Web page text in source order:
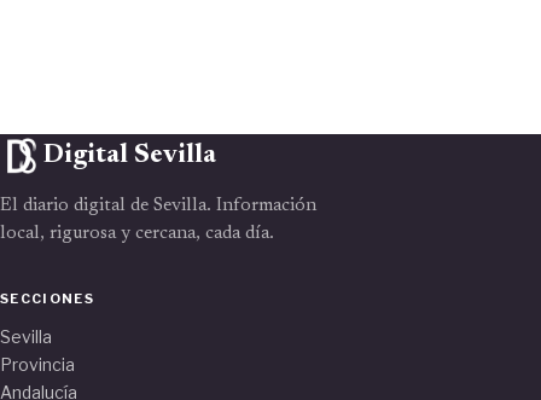
Digital Sevilla
El diario digital de Sevilla. Información
local, rigurosa y cercana, cada día.
SECCIONES
Sevilla
Provincia
Andalucía